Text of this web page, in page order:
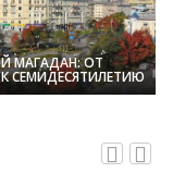
МАГАДАН: ОТ
СЕМИДЕСЯТИЛЕТИЮ